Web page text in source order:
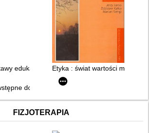
edukacji i świata pracyEtyka : świat wartości
do nauki o moralności i prawie
FIZJOTERAPIA